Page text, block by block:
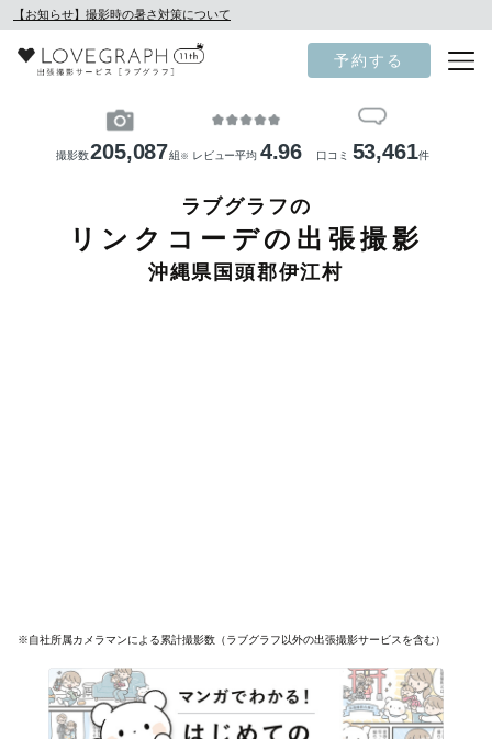
【お知らせ】撮影時の暑さ対策について
予約する
撮影数205,087組 ※ レビュー平均 4.96 口コミ 53,461件
ラブグラフの
リンクコーデの出張撮影
沖縄県国頭郡伊江村
※自社所属カメラマンによる累計撮影数（ラブグラフ以外の出張撮影サービスを含む）